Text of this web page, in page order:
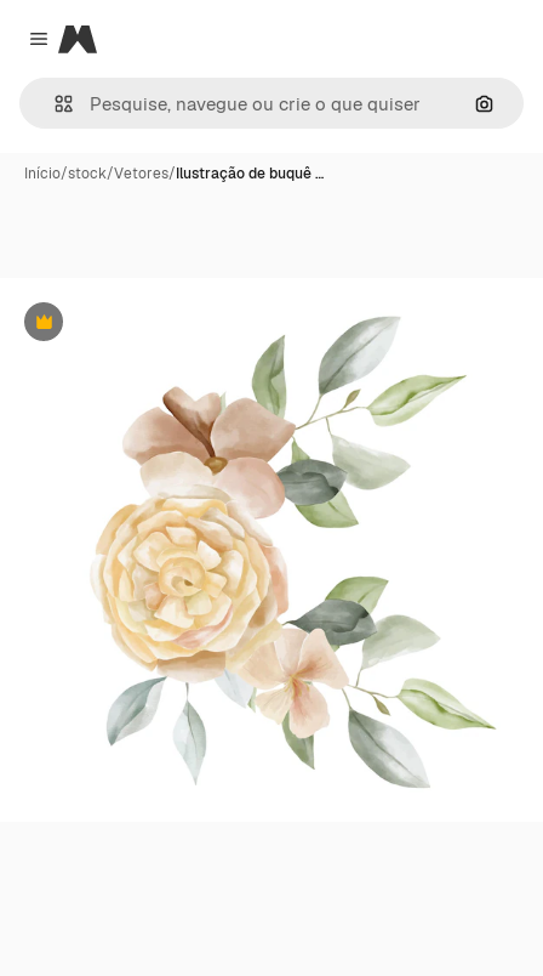
Close menu
Magnific
Início/stock/Vetores/Ilustração de buquê …
Premium